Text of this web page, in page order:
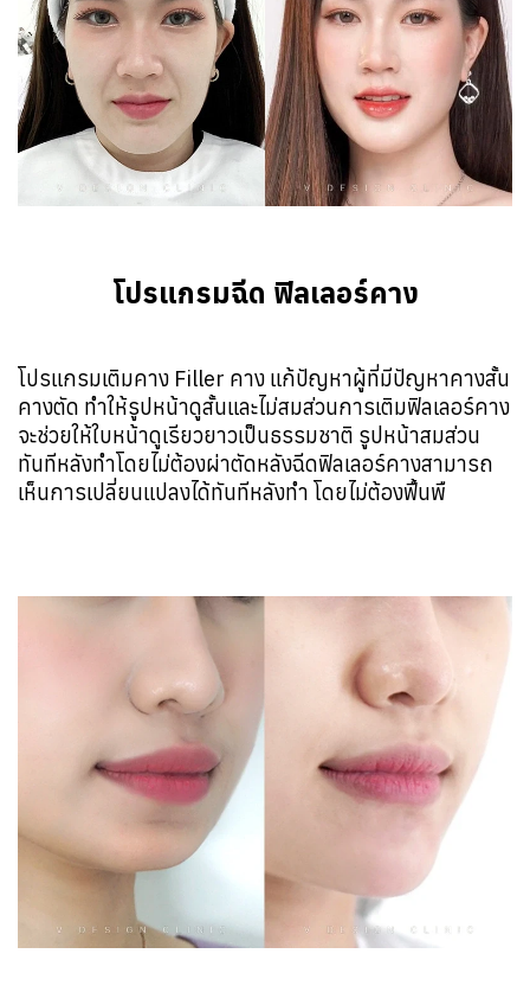
โปรแกรมฉีด ฟิลเลอร์คาง
โปรแกรมเติมคาง Filler คาง แก้ปัญหาผู้ที่มีปัญหาคางสั้น
คางตัด ทำให้รูปหน้าดูสั้นและไม่สมส่วนการเติมฟิลเลอร์คาง
จะช่วยให้ใบหน้าดูเรียวยาวเป็นธรรมชาติ รูปหน้าสมส่วน
ทันทีหลังทำโดยไม่ต้องผ่าตัดหลังฉีดฟิลเลอร์คางสามารถ
เห็นการเปลี่ยนแปลงได้ทันทีหลังทำ โดยไม่ต้องฟื้นพื